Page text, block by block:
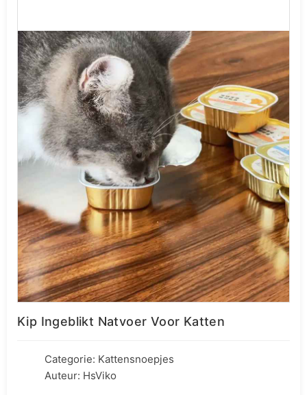
Kip Ingeblikt Natvoer Voor Katten
Categorie: Kattensnoepjes
Auteur: HsViko